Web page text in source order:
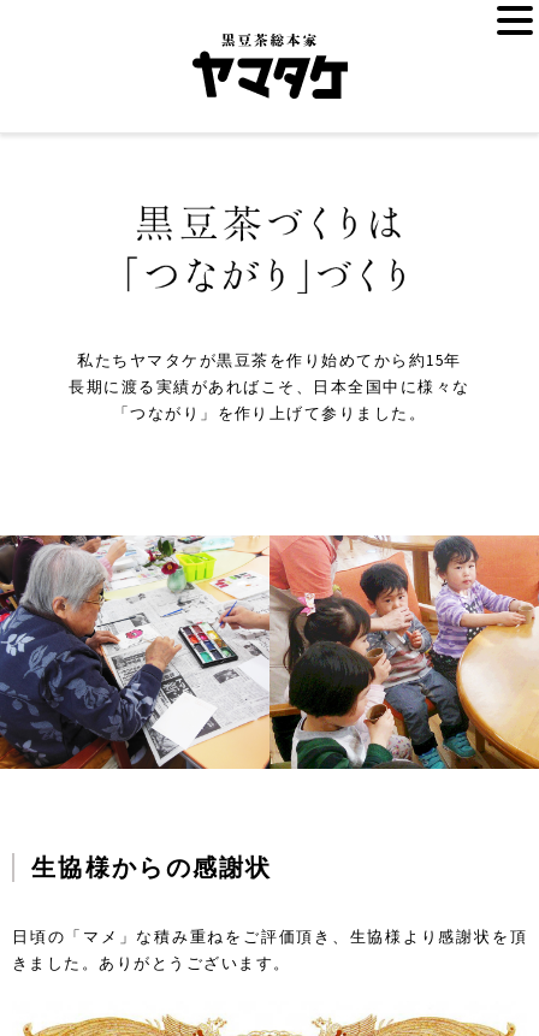
私たちヤマタケが黒豆茶を作り始めてから約15年
長期に渡る実績があればこそ、日本全国中に様々な
「つながり」を作り上げて参りました。
生協様からの感謝状
日頃の「マメ」な積み重ねをご評価頂き、生協様より感謝状を頂
きました。ありがとうございます。